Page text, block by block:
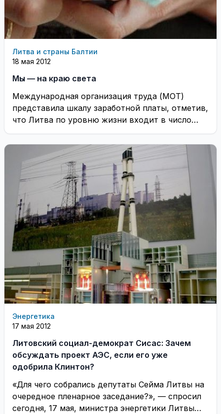
Литва и страны Балтии
18 мая 2012
Мы — на краю света
Международная организация труда (МОТ)
представила шкалу заработной платы, отметив,
что Литва по уровню жизни входит в число
бедных стран мира, ...
Энергетика
17 мая 2012
Литовский социал-демократ Сисас: Зачем
обсуждать проект АЭС, если его уже
одобрила Клинтон?
«Для чего собрались депутаты Сейма Литвы на
очередное пленарное заседание?», — спросил
сегодня, 17 мая, министра энергетики Литвы